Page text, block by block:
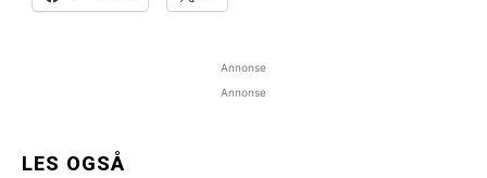
Annonse
Annonse
LES OGSÅ